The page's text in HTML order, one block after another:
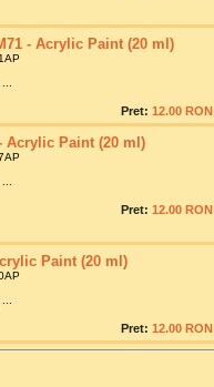
- Acrylic Paint (20 ml)
Pret: 12.00 RON
Acrylic Paint (20 ml)
Pret: 12.00 RON
Paint (20 ml)
Pret: 12.00 RON